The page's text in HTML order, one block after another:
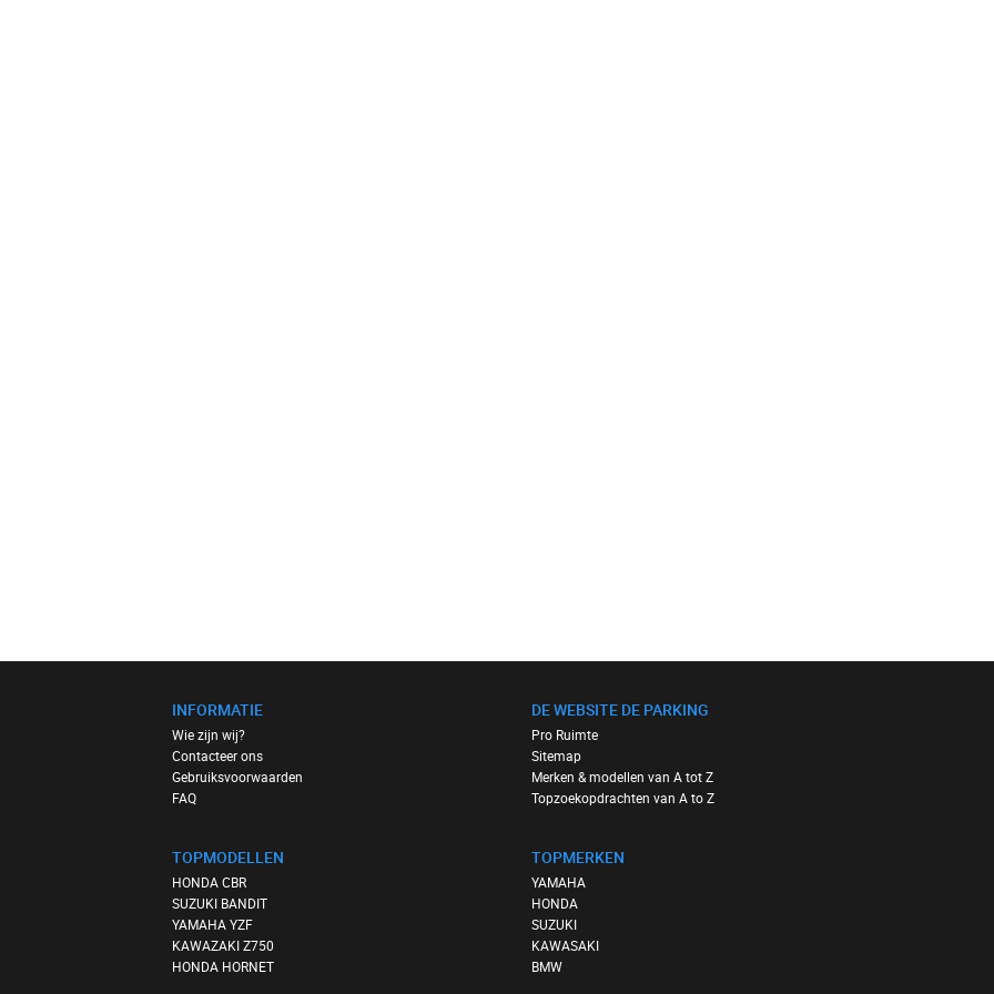
INFORMATIE
Wie zijn wij?
Contacteer ons
Gebruiksvoorwaarden
FAQ
TOPMODELLEN
HONDA CBR
SUZUKI BANDIT
YAMAHA YZF
KAWAZAKI Z750
HONDA HORNET
DE WEBSITE DE PARKING
Pro Ruimte
Sitemap
Merken & modellen van A tot Z
Topzoekopdrachten van A to Z
TOPMERKEN
YAMAHA
HONDA
SUZUKI
KAWASAKI
BMW